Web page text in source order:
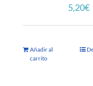
5,20€
Añadir al
carrito